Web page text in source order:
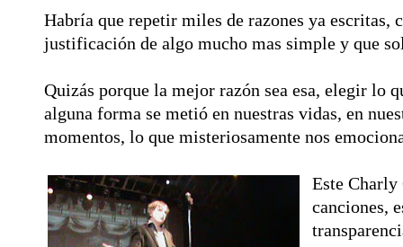
Habría que repetir miles de razones ya escritas,
justificación de algo mucho mas simple y que
Quizás porque la mejor razón sea esa, elegir lo
alguna forma se metió en nuestras vidas, en
momentos, lo que misteriosamente nos
Este Charly
canciones,